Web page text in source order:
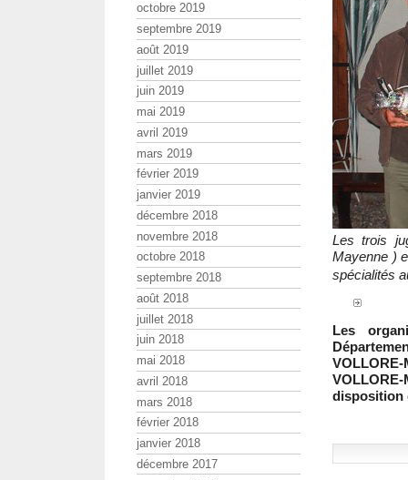
Les trois
Mayenne )
spécialités
Les
disposition
octobre 2019
septembre 2019
août 2019
juillet 2019
juin 2019
mai 2019
avril 2019
mars 2019
février 2019
janvier 2019
décembre 2018
novembre 2018
octobre 2018
septembre 2018
août 2018
juillet 2018
juin 2018
mai 2018
avril 2018
mars 2018
février 2018
janvier 2018
décembre 2017